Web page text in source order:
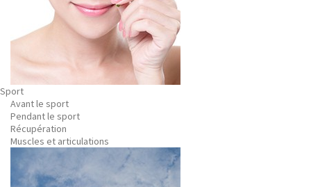
Sport
Avant le sport
Pendant le sport
Récupération
Muscles et articulations